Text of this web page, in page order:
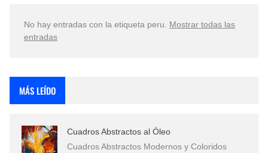
Que significan los cuadros de negras africanas?
No hay entradas con la etiqueta peru
Mostrar todas las
entradas
MÁS LEÍDO
Cuadros Abstractos al Óleo
Cuadros Abstractos Modernos y Coloridos